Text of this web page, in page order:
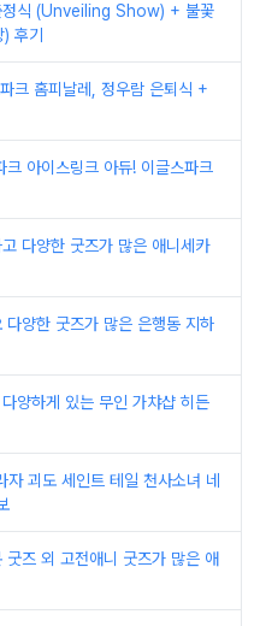
정식 (Unveiling Show) + 불꽃
후기
크 홈피날레, 정우람 은퇴식 +
아이스링크 아듀! 이글스파크
다양한 굿즈가 많은 애니세카
양한 굿즈가 많은 은행동 지하
양하게 있는 무인 가챠샵 히든
괴도 세인트 테일 천사소녀 네
즈 외 고전애니 굿즈가 많은 애